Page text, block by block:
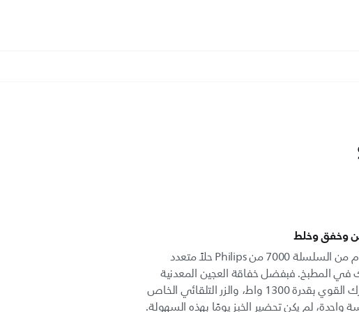
وخفق وخلط
يشكّل جهاز تحضير الطعام من السلسلة 7000 من Philips حلاً متعدد
في المطبخ. فبفضل خفاقة العجين المعدنية
المبتكرة والجديدة والمحرك القوي بقدرة 1300 واط، والزر التلقائي الخاص
واحدة، لم يكن تحضير الخبز يومًا بهذه السهولة.